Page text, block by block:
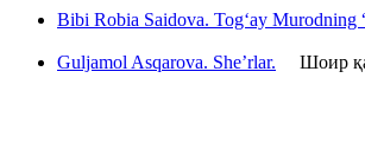
Bibi Robia Saidova. Tog‘ay
Guljamol Asqarova. She’rlar. Шоир